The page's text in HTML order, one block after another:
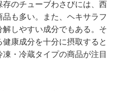
のチューブわさびには、西
も多い。また、ヘキサラフ
しやすい成分でもある。そ
康成分を十分に摂取すると
・冷蔵タイプの商品が注目